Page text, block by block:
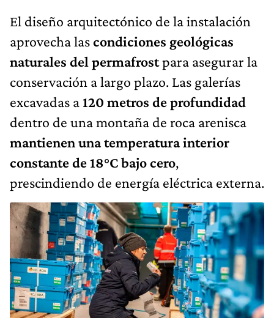
El diseño arquitectónico de la instalación
aprovecha lascondiciones geológicas
naturales del permafrostpara asegurar la
conservación a largo plazo. Las galerías
excavadas a120 metros de profundidad
dentro de una montaña de roca arenisca
mantienen una temperatura interior
constante de 18°C bajo cero,
prescindiendo de energía eléctrica externa.